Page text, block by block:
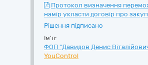
Протокол визначення
намір укласти договір про
Рішення підписано
Ім'я:
ФОП "Давидов Денис
YouControl